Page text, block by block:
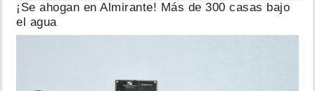
¡Se ahogan en Almirante! Más de 300 casas bajo
el agua